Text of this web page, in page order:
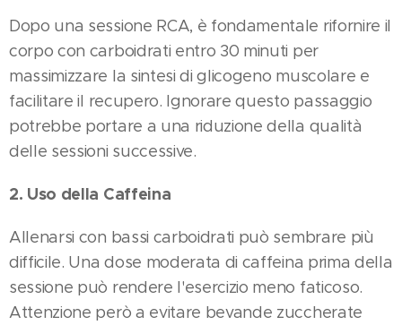
Dopo una sessione RCA, è fondamentale rifornire il
corpo con carboidrati entro 30 minuti per
massimizzare la sintesi di glicogeno muscolare e
facilitare il recupero. Ignorare questo passaggio
potrebbe portare a una riduzione della qualità
delle sessioni successive​.
2. Uso della Caffeina
Allenarsi con bassi carboidrati può sembrare più
difficile. Una dose moderata di caffeina prima della
sessione può rendere l'esercizio meno faticoso.
Attenzione però a evitare bevande zuccherate